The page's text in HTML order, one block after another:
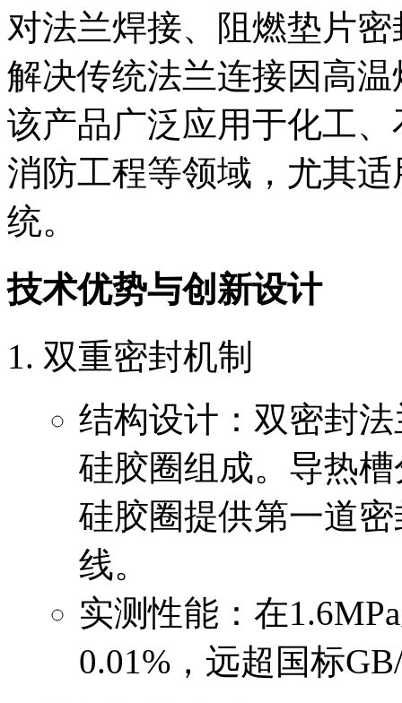
对法兰焊接、阻燃垫片
解决传统法兰连接因高
该产品广泛应用于化工
消防工程等领域，尤其
统。
技术优势与创新设计
双重密封机制
结构设计：双密封
硅胶圈组成。导热
硅胶圈提供第一道
线。
实测性能：在
0.01%，远超国标